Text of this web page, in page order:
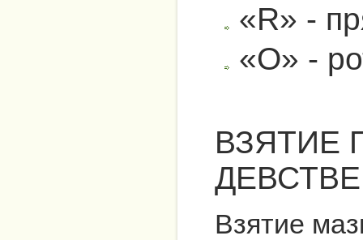
«R» -
«O» -
ВЗЯТИЕ
Взятие